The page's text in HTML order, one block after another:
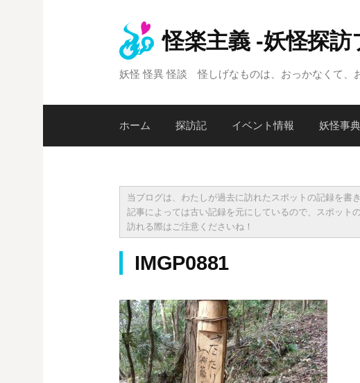
へ
怪楽主義 -妖怪探訪
妖怪 怪異 怪談 怪しげなものは、おっかなくて、
ホーム 探訪記 イベント情報 妖怪事典
当ブログは、わたしが過去に訪れたスポットの記録を書
記事によっては古い記録を元にしているので、スポット
訪れる際はご注意くださいね！
IMGP0881